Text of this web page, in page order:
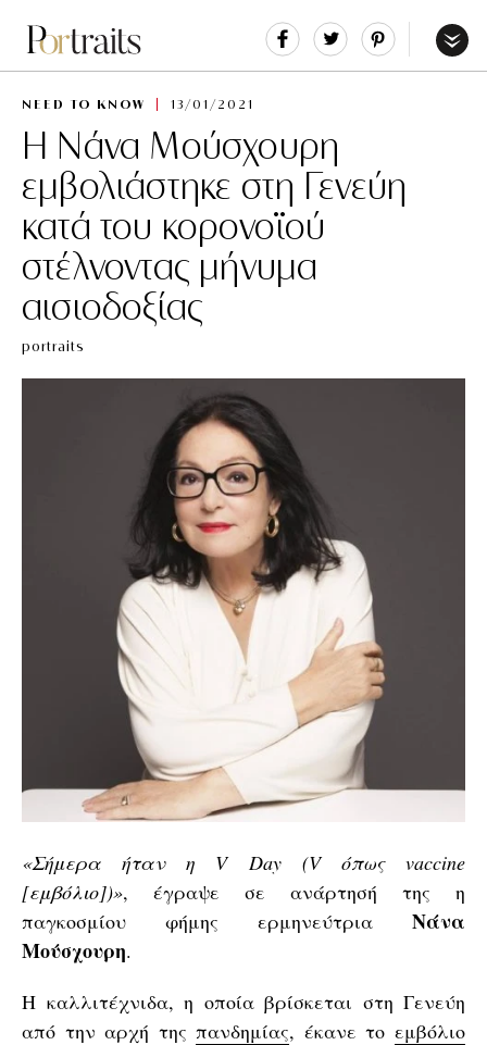
Share Tweet
NEED TO KNOW 13/01/2021
Η Νάνα Μούσχουρη
εμβολιάστηκε στη Γενεύη
κατά του κορονοϊού
στέλνοντας μήνυμα
αισιοδοξίας
portraits
«Σήμερα ήταν η V Day (V όπως vaccine
[εμβόλιο])», έγραψε σε ανάρτησή της η
παγκοσμίου φήμης ερμηνεύτρια Νάνα
Μούσχουρη.
Η καλλιτέχνιδα, η οποία βρίσκεται στη Γενεύη
από την αρχή τηςπανδημίας, έκανε τοεμβόλιο